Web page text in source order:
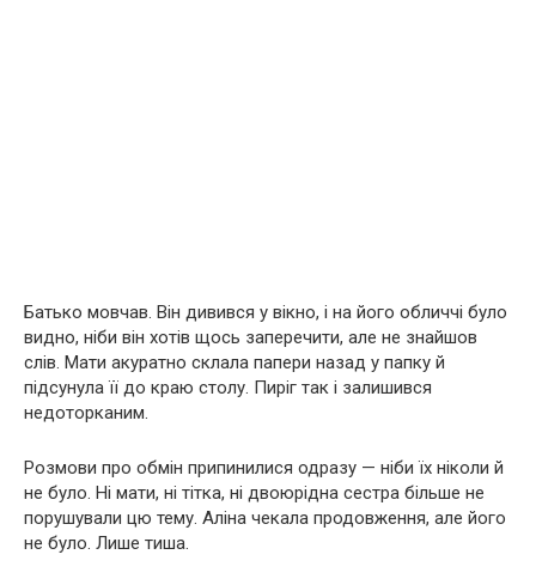
Батько мовчав. Він дивився у вікно, і на його обличчі було
видно, ніби він хотів щось заперечити, але не знайшов
слів. Мати акуратно склала папери назад у папку й
підсунула її до краю столу. Пиріг так і залишився
недоторканим.
Розмови про обмін припинилися одразу — ніби їх ніколи й
не було. Ні мати, ні тітка, ні двоюрідна сестра більше не
порушували цю тему. Аліна чекала продовження, але його
не було. Лише тиша.